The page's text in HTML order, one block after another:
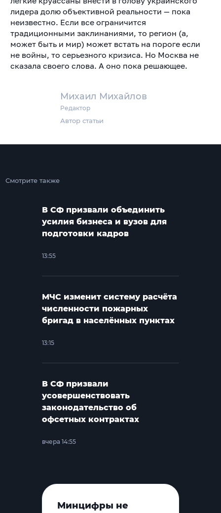
Михаил Михайлов
Редактор
Автор статьи
лидера долю объективной реальности — пока
неизвестно. Если все ограничится
традиционными заклинаниями, то регион (а,
может быть и мир) может встать на пороге если
не войны, то серьезного кризиса. Но Москва не
сказала своего слова. А оно пока решающее.
Смотрите также
В СФ призвали объединить
усилия бизнеса и вузов для
подготовки кадров
13:55
МЧС изменит систему расчёта
численности пожарных
бригад в населённых пунктах
13:15
В СФ призвали
усовершенствовать
законодательство об
офсетных контрактах
вчера 14:55
Минцифры не